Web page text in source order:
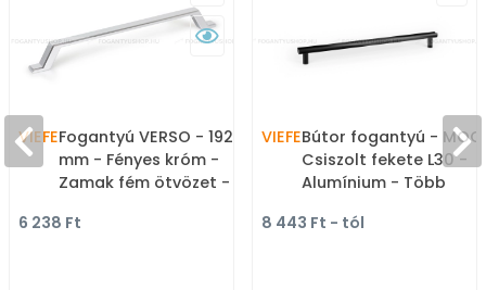
VIEFEFogantyú VERSO - 192
mm - Fényes króm -
Zamak fém ötvözet - Egy
bútorfogantyú
6 238 Ft
VIEFEBútor fogantyú -
Csiszolt fekete L30 -
Alumínium - Több
színes fém
8 443 Ft - tól